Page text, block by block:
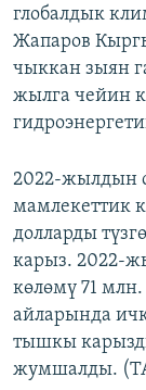
глобалдык
Жапаров
чыккан зыян
жылга чейин
2022-жылдын
мамлекеттик
долларды
карыз. 2022-
көлөмү 71
айларында
тышкы
жумшалды.